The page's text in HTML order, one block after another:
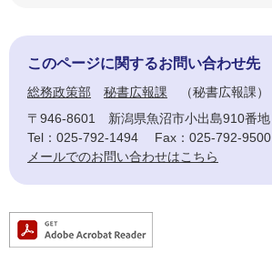
このページに関するお問い合わせ先
総務政策部 秘書広報課
秘書広報課
〒946-8601
新潟県魚沼市小出島910番地
Tel：025-792-1494
Fax：025-792-9500
メールでのお問い合わせはこちら